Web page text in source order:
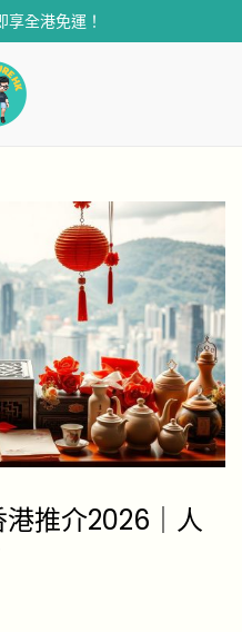
全港免運！
推介2026｜人